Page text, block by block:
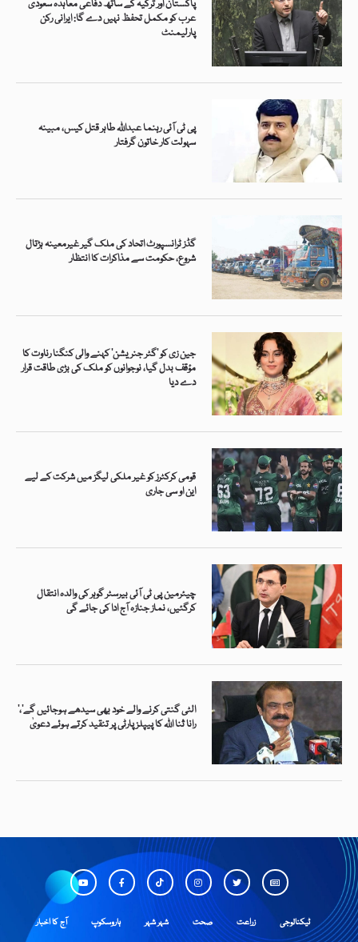
پاکستان اور ترکیہ کے ساتھ دفاعی معاہدہ سعودی
عرب کو مکمل تحفظ نہیں دے گا: ایرانی رکن
پارلیمنٹ
پی ٹی آئی رہنما عبداللہ طاہر قتل کیس، مبینہ
سہولت کار خاتون گرفتار
گڈز ٹرانسپورٹ اتحاد کی ملک گیر غیرمعینہ ہڑتال
شروع، حکومت سے مذاکرات کا انتظار
جین زی کو ’گٹر جنریشن‘ کہنے والی کنگنا رناوت کا
مؤقف بدل گیا، نوجوانوں کو ملک کی بڑی طاقت قرار
دے دیا
قومی کرکٹرز کو غیر ملکی لیگز میں شرکت کے لیے
این او سی جاری
چیئرمین پی ٹی آئی بیرسٹر گوہر کی والدہ انتقال
کرگئیں، نماز جنازہ آج ادا کی جائے گی
’الٹی گنتی کرنے والے خود بھی سیدھے ہوجائیں گے‘،
رانا ثنا اللہ کا پیپلز پارٹی پر تنقید کرتے ہوئے دعویٰ
آج کا اخبار ہاروسکوپ شہر شہر صحت زراعت ٹیکنالوجی